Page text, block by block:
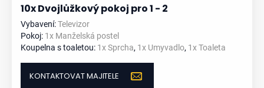
10x Dvojlůžkový pokoj pro 1 - 2
Vybavení:Televizor
Pokoj: 1x Manželská postel
Koupelna s toaletou: 1x Sprcha, 1x Umyvadlo, 1x Toaleta
KONTAKTOVAT MAJITELE